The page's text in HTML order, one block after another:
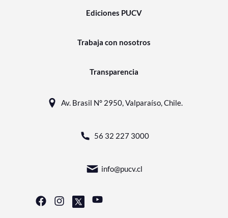
Ediciones PUCV
Trabaja con nosotros
Transparencia
Av. Brasil N° 2950, Valparaíso, Chile.
56 32 227 3000
info@pucv.cl